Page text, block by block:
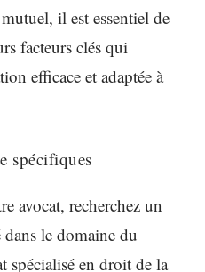
il est essentiel de
facteurs clés qui
efficace et adaptée à
spécifiques
avocat, recherchez un
le domaine du
spécialisé en droit de la